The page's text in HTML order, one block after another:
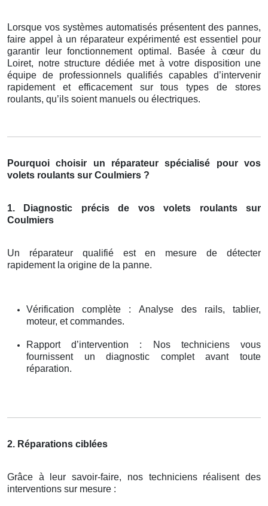
Lorsque vos systèmes automatisés présentent des pannes,
faire appel à un réparateur expérimenté est essentiel pour
garantir leur fonctionnement optimal. Basée à cœur du
Loiret, notre structure dédiée met à votre disposition une
équipe de professionnels qualifiés capables d’intervenir
rapidement et efficacement sur tous types de stores
roulants, qu’ils soient manuels ou électriques.
Pourquoi choisir un réparateur spécialisé pour vos
volets roulants sur Coulmiers ?
1. Diagnostic précis de vos volets roulants sur
Coulmiers
Un réparateur qualifié est en mesure de détecter
rapidement la origine de la panne.
Vérification complète : Analyse des rails, tablier,
moteur, et commandes.
Rapport d’intervention : Nos techniciens vous
fournissent un diagnostic complet avant toute
réparation.
2. Réparations ciblées
Grâce à leur savoir-faire, nos techniciens réalisent des
interventions sur mesure :